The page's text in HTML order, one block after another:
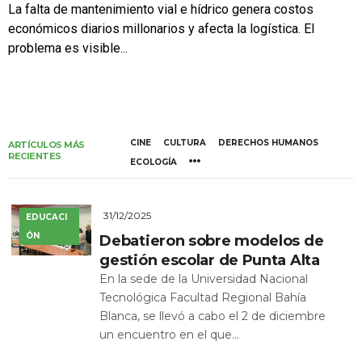
La falta de mantenimiento vial e hídrico genera costos
económicos diarios millonarios y afecta la logística. El
problema es visible...
ARTÍCULOS MÁS
RECIENTES
CINE CULTURA
DERECHOS HUMANOS
ECOLOGÍA
EDUCACI
ÓN
31/12/2025
Debatieron sobre modelos de
gestión escolar de Punta Alta
En la sede de la Universidad Nacional
Tecnológica Facultad Regional Bahía
Blanca, se llevó a cabo el 2 de diciembre
un encuentro en el que...